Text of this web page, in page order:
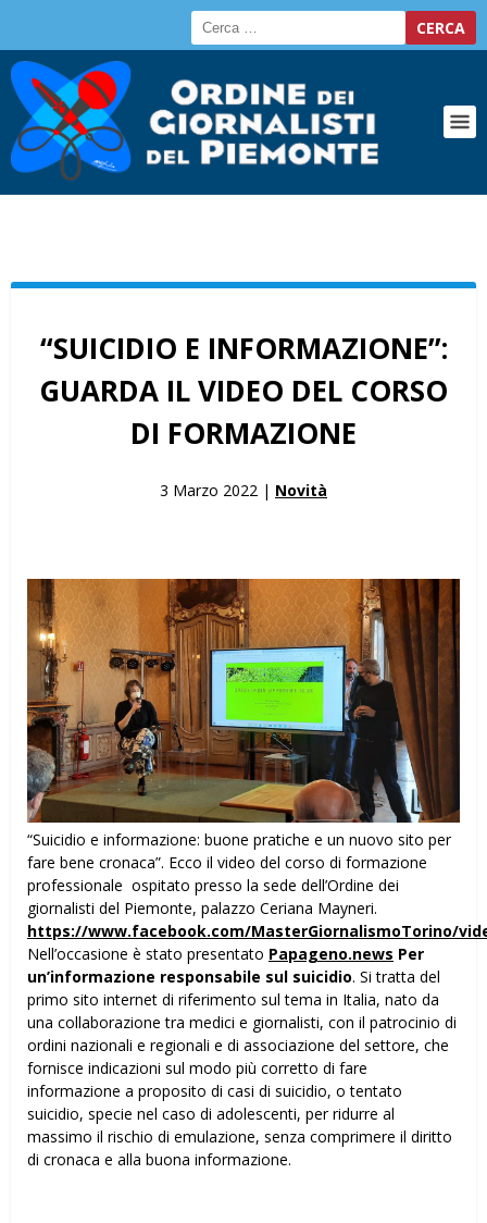
“SUICIDIO E INFORMAZIONE”:
GUARDA IL VIDEO DEL CORSO
DI FORMAZIONE
3 Marzo 2022 | Novità
“Suicidio e informazione: buone pratiche e un nuovo sito per
fare bene cronaca”. Ecco il video del corso di formazione
professionale ospitato presso la sede dell’Ordine dei
giornalisti del Piemonte, palazzo Ceriana Mayneri.
https://www.facebook.com/MasterGiornalismoTorino/
Nell’occasione è stato presentato Papageno.news Per
un’informazione responsabile sul suicidio. Si tratta del
primo sito internet di riferimento sul tema in Italia, nato da
una collaborazione tra medici e giornalisti, con il patrocinio di
ordini nazionali e regionali e di associazione del settore, che
fornisce indicazioni sul modo più corretto di fare
informazione a proposito di casi di suicidio, o tentato
suicidio, specie nel caso di adolescenti, per ridurre al
massimo il rischio di emulazione, senza comprimere il diritto
di cronaca e alla buona informazione.